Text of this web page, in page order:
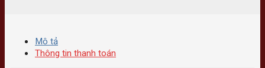
Mô tả
Thông tin thanh toán